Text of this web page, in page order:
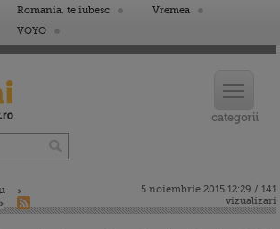
Romania, te iubesc
Vremea
VOYO
5 noiembrie 2015 12:29 / 141
vizualizari